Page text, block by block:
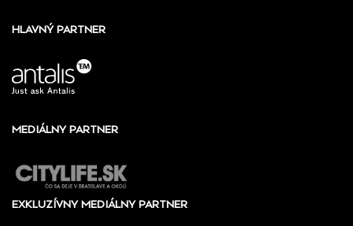
HLAVNÝ PARTNER
MEDIÁLNY PARTNER
EXKLUZÍVNY MEDIÁLNY PARTNER